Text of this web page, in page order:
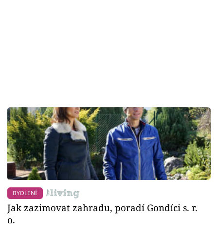
BYDLENÍ
Jak zazimovat zahradu, poradí Gondíci s. r.
o.